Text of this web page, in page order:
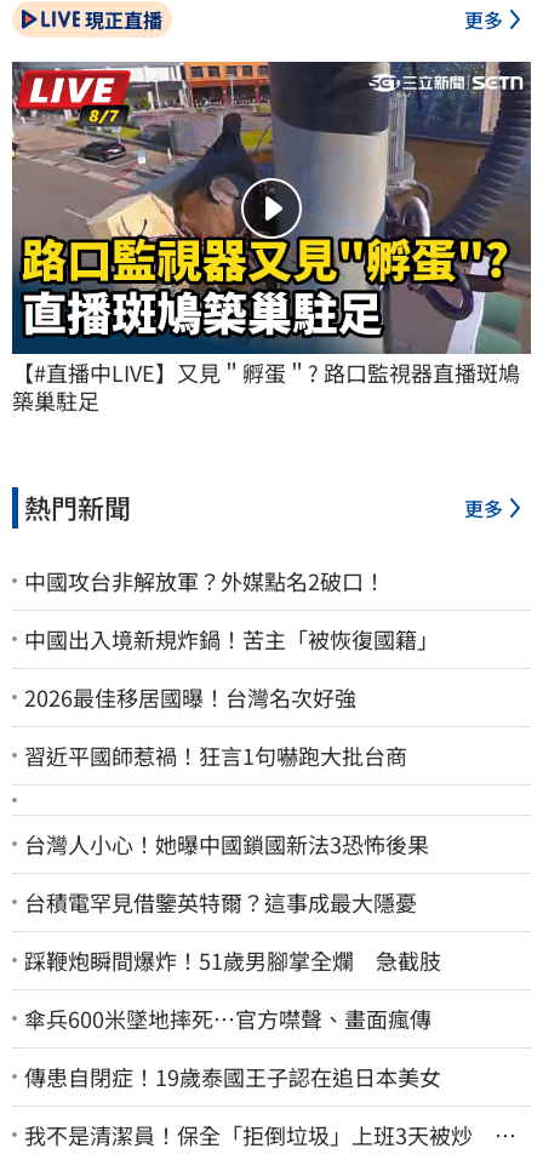
現正直播 更多
【#直播中LIVE】又見＂孵蛋＂? 路口監視器直播斑鳩
築巢駐足
熱門新聞 更多
中國攻台非解放軍？外媒點名2破口！
中國出入境新規炸鍋！苦主「被恢復國籍」
2026最佳移居國曝！台灣名次好強
習近平國師惹禍！狂言1句嚇跑大批台商
台灣人小心！她曝中國鎖國新法3恐怖後果
台積電罕見借鑒英特爾？這事成最大隱憂
踩鞭炮瞬間爆炸！51歲男腳掌全爛 急截肢
傘兵600米墜地摔死…官方噤聲、畫面瘋傳
傳患自閉症！19歲泰國王子認在追日本美女
我不是清潔員！保全「拒倒垃圾」上班3天被炒 找